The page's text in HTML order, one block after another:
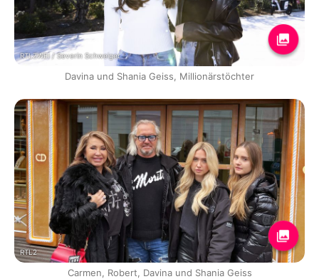
RTLZWEI / Severin Schweiger
Davina und Shania Geiss, Millionärstöchter
RTL2
Carmen, Robert, Davina und Shania Geiss